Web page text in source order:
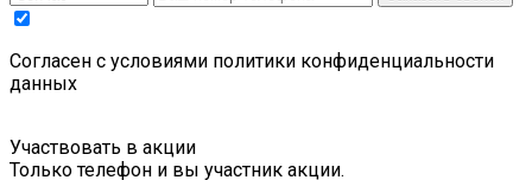
Cогласен с условиями политики конфиденциальности
данных
Участвовать в акции
Только телефон и вы участник акции.